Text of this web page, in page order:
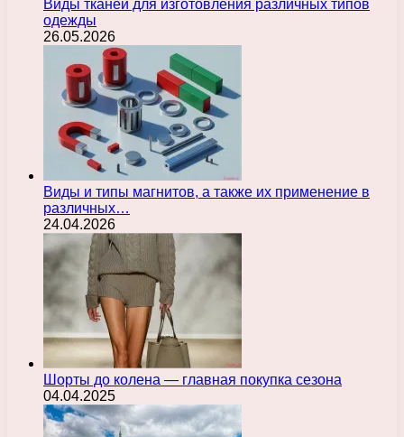
Виды тканей для изготовления различных типов
одежды
26.05.2026
Виды и типы магнитов, а также их применение в
различных…
24.04.2026
Шорты до колена — главная покупка сезона
04.04.2025